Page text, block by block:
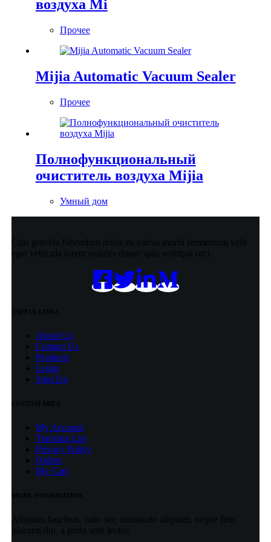
воздуха Mi
Прочее
Mijia Automatic Vacuum Sealer
Прочее
Полнофункциональный
очиститель воздуха Mijia
Умный дом
Cras gravida bibendum dolor eu varius morbi fermentum velit
eget vehicula lorem sodales donec quis volutpat orci.
USEFUL LINKS
About Us
Contact Us
Products
Login
Sign Up
CUSTOM AREA
My Account
Tracking List
Privacy Policy
Orders
My Cart
MORE INFORMATION
Aliquam faucibus, odio nec commodo aliquam, neque felis
placerat dui, a porta ante lectus